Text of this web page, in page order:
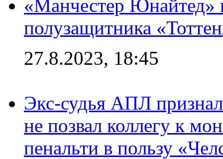
«Манчестер Юнайтед»
полузащитника
27.8.2023, 18:45
Экс-судья АПЛ
не позвал коллегу к
пенальти в пользу